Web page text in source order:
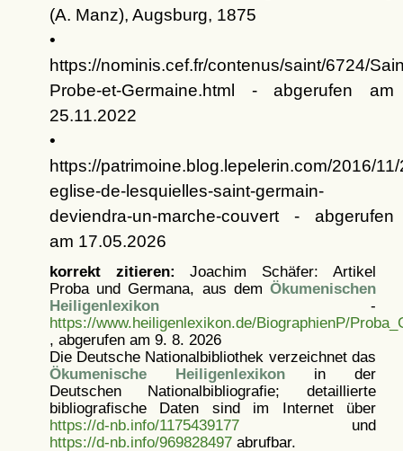
(A. Manz), Augsburg, 1875
•
https://nominis.cef.fr/contenus/saint/6724/
Probe-et-Germaine.html - abgerufen am
25.11.2022
•
https://patrimoine.blog.lepelerin.com/2016/
eglise-de-lesquielles-saint-germain-
deviendra-un-marche-couvert - abgerufen
am 17.05.2026
korrekt zitieren: Joachim Schäfer: Artikel
Proba und Germana, aus dem Ökumenischen
Heiligenlexikon-
https://www.heiligenlexikon.de/BiographienP/
, abgerufen am 9. 8. 2026
Die Deutsche Nationalbibliothek verzeichnet das
Ökumenische Heiligenlexikonin der
Deutschen Nationalbibliografie; detaillierte
bibliografische Daten sind im Internet über
https://d-nb.info/1175439177und
https://d-nb.info/969828497abrufbar.